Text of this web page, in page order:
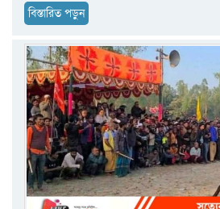
বিস্তারিত পড়ুন